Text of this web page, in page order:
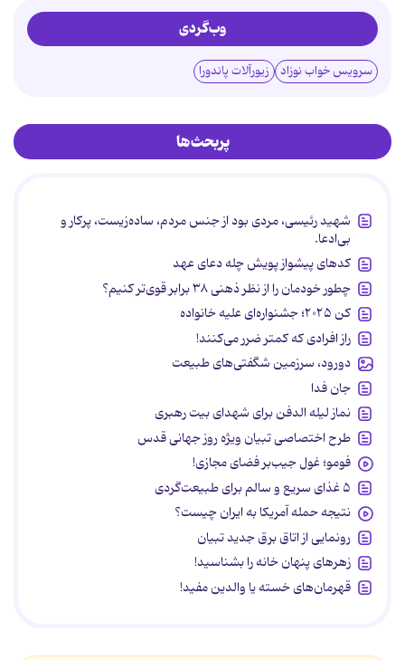
وب‌گردی
سرویس خواب نوزاد زیورآلات پاندورا
پربحث‌ها
شهید رئیسی، مردی بود از جنس مردم، ساده‌زیست، پرکار و
بی‌ادعا.
کدهای پیشواز پویش چله دعای عهد
چطور خودمان را از نظر ذهنی ۳۸ برابر قوی‌تر کنیم؟
کن ۲۰۲۵؛ جشنواره‌ای علیه خانواده
راز افرادی که کمتر ضرر می‌کنند!
دورود، سرزمین شگفتی‌های طبیعت
جان فدا
نماز لیله الدفن برای شهدای بیت رهبری
طرح اختصاصی تبیان ویژه روز جهانی قدس
فومو؛ غول جیب‌بر فضای مجازی!
۵ غذای سریع و سالم برای طبیعت‌گردی
نتیجه حمله آمریکا به ایران چیست؟
رونمایی از اتاق برق جدید تبیان
زهرهای پنهان خانه را بشناسید!
قهرمان‌های خسته یا والدین مفید!